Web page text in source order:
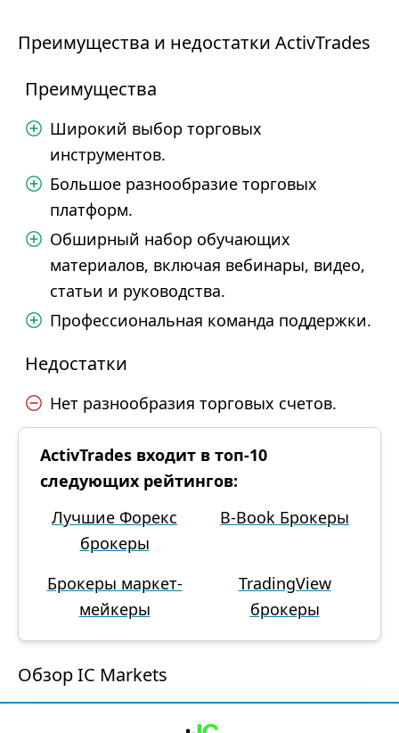
Преимущества и недостатки ActivTrades
Преимущества
Широкий выбор торговых
инструментов.
Большое разнообразие торговых
платформ.
Обширный набор обучающих
материалов, включая вебинары, видео,
статьи и руководства.
Профессиональная команда поддержки.
Недостатки
Нет разнообразия торговых счетов.
ActivTrades входит в топ-10
следующих рейтингов:
Лучшие Форекс
брокеры
B-Book Брокеры
Брокеры маркет-
мейкеры
TradingView
брокеры
Обзор IC Markets